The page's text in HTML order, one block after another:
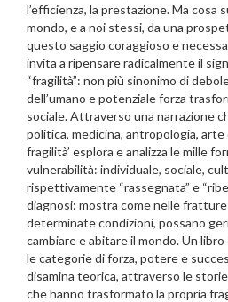
l’efficienza, la prestazione. Ma cosa
mondo, e a noi stessi, da una
questo saggio coraggioso e
invita a ripensare radicalmente il
“fragilità”: non più sinonimo di
dell’umano e potenziale forza
sociale. Attraverso una narrazione
politica, medicina, antropologia, arte
fragilità’ esplora e analizza le mille
vulnerabilità: individuale, sociale,
rispettivamente “rassegnata” e
diagnosi: mostra come nelle
determinate condizioni, possano
cambiare e abitare il mondo. Un
le categorie di forza, potere e
disamina teorica, attraverso le
che hanno trasformato la propria